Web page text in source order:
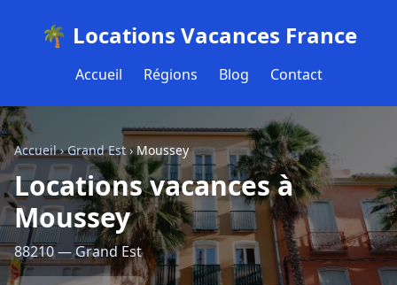
🌴 Locations Vacances France
Accueil Régions Blog Contact
Accueil›Grand Est ›Moussey
Locations vacances à
Moussey
88210 — Grand Est